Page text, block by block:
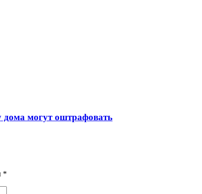
дома могут оштрафовать
*